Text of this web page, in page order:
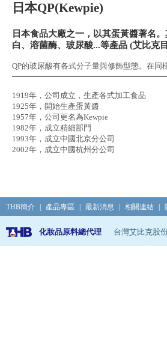
日本QP(Kewpie)
日本食品大廠之一，以其蛋黃醬著名
白、溶菌酶、玻尿酸...等產品 (艾比克
QP的玻尿酸有各式分子量與修飾型態。在
1919年，公司成立，生產各式加工食品
1925年，開始生產蛋黃醬
1957年，公司更名為Kewpie
1982年，成立精細部門
1993年，成立中國北京分公司
2002年，成立中國杭州分公司
THB簡介 產品專區 最新消息 相關連結
化妝品原料總代理 台灣艾比克股